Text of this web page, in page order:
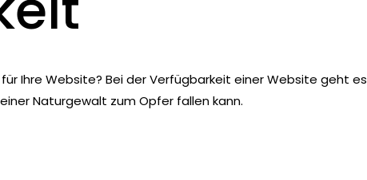
Ihre Website? Bei der Verfügbarkeit einer Website geht es
Naturgewalt zum Opfer fallen kann.